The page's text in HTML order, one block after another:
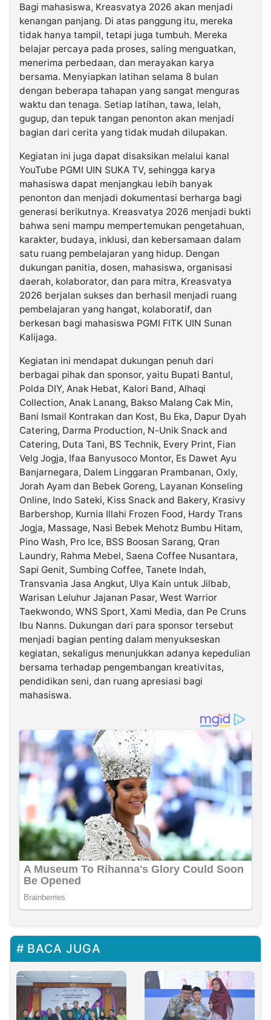
Bagi mahasiswa, Kreasvatya 2026 akan menjadi
kenangan panjang. Di atas panggung itu, mereka
tidak hanya tampil, tetapi juga tumbuh. Mereka
belajar percaya pada proses, saling menguatkan,
menerima perbedaan, dan merayakan karya
bersama. Menyiapkan latihan selama 8 bulan
dengan beberapa tahapan yang sangat menguras
waktu dan tenaga. Setiap latihan, tawa, lelah,
gugup, dan tepuk tangan penonton akan menjadi
bagian dari cerita yang tidak mudah dilupakan.
Kegiatan ini juga dapat disaksikan melalui kanal
YouTube PGMI UIN SUKA TV, sehingga karya
mahasiswa dapat menjangkau lebih banyak
penonton dan menjadi dokumentasi berharga bagi
generasi berikutnya. Kreasvatya 2026 menjadi bukti
bahwa seni mampu mempertemukan pengetahuan,
karakter, budaya, inklusi, dan kebersamaan dalam
satu ruang pembelajaran yang hidup. Dengan
dukungan panitia, dosen, mahasiswa, organisasi
daerah, kolaborator, dan para mitra, Kreasvatya
2026 berjalan sukses dan berhasil menjadi ruang
pembelajaran yang hangat, kolaboratif, dan
berkesan bagi mahasiswa PGMI FITK UIN Sunan
Kalijaga.
Kegiatan ini mendapat dukungan penuh dari
berbagai pihak dan sponsor, yaitu Bupati Bantul,
Polda DIY, Anak Hebat, Kalori Band, Alhaqi
Collection, Anak Lanang, Bakso Malang Cak Min,
Bani Ismail Kontrakan dan Kost, Bu Eka, Dapur Dyah
Catering, Darma Production, N-Unik Snack and
Catering, Duta Tani, BS Technik, Every Print, Fian
Velg Jogja, Ifaa Banyusoco Montor, Es Dawet Ayu
Banjarnegara, Dalem Linggaran Prambanan, Oxly,
Jorah Ayam dan Bebek Goreng, Layanan Konseling
Online, Indo Sateki, Kiss Snack and Bakery, Krasivy
Barbershop, Kurnia Illahi Frozen Food, Hardy Trans
Jogja, Massage, Nasi Bebek Mehotz Bumbu Hitam,
Pino Wash, Pro Ice, BSS Boosan Sarang, Qran
Laundry, Rahma Mebel, Saena Coffee Nusantara,
Sapi Genit, Sumbing Coffee, Tanete Indah,
Transvania Jasa Angkut, Ulya Kain untuk Jilbab,
Warisan Leluhur Jajanan Pasar, West Warrior
Taekwondo, WNS Sport, Xami Media, dan Pe Cruns
Ibu Nanns. Dukungan dari para sponsor tersebut
menjadi bagian penting dalam menyukseskan
kegiatan, sekaligus menunjukkan adanya kepedulian
bersama terhadap pengembangan kreativitas,
pendidikan seni, dan ruang apresiasi bagi
mahasiswa.
BACA JUGA